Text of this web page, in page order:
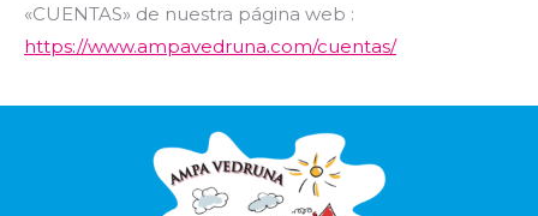
«CUENTAS» de nuestra página web :
https://www.ampavedruna.com/cuentas/